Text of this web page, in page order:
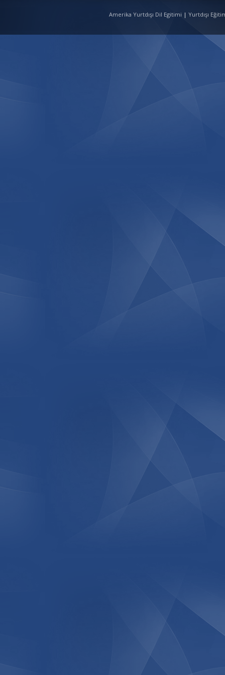
Amerika Yurtdışı Dil Egitimi | Yurtdışı